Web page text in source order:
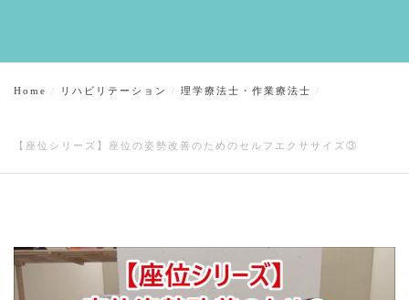
Home リハビリテーション 理学療法士・作業療法士
【座位シリーズ】座位の姿勢改善のためのセルフエクササイズ③